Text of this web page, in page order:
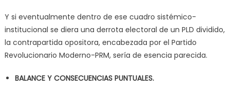
Y si eventualmente dentro de ese cuadro sistémico-
institucional se diera una derrota electoral de un PLD dividido,
la contrapartida opositora, encabezada por el Partido
Revolucionario Moderno-PRM, sería de esencia parecida.
BALANCE Y CONSECUENCIAS PUNTUALES.